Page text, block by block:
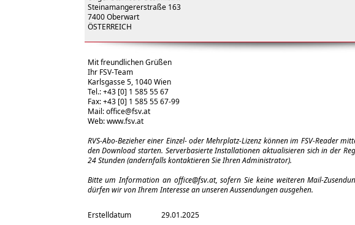
Steinamangererstraße 163
7400 Oberwart
ÖSTERREICH
Mit freundlichen Grüßen
Ihr FSV-Team
Karlsgasse 5, 1040 Wien
Tel.: +43 [0] 1 585 55 67
Fax: +43 [0] 1 585 55 67-99
Mail:office@fsv.at
Web:www.fsv.at
RVS-Abo-Bezieher einer Einzel- oder Mehrplatz-Lizenz können im FSV-Reader
den Download starten. Serverbasierte Installationen aktualisieren sich in der
24 Stunden (andernfalls kontaktieren Sie Ihren Administrator).
Bitte um Information an office@fsv.at, sofern Sie keine weiteren Mail-
dürfen wir von Ihrem Interesse an unseren Aussendungen ausgehen.
Erstelldatum 29.01.2025